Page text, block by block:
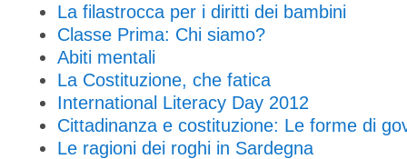
La filastrocca per i diritti dei bambini
Classe Prima: Chi siamo?
Abiti mentali
La Costituzione, che fatica
International Literacy Day 2012
Cittadinanza e costituzione: Le forme di
Le ragioni dei roghi in Sardegna